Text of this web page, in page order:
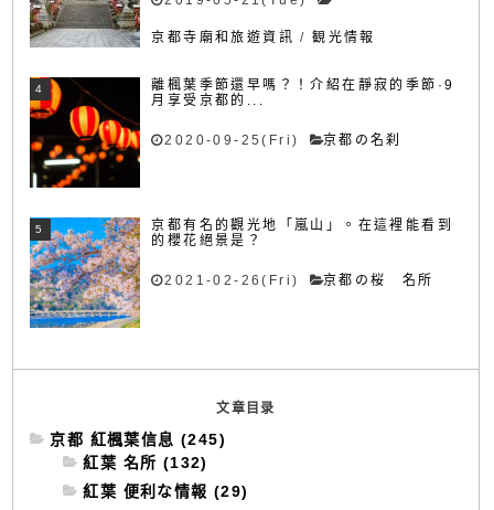
京都寺廟和旅遊資訊 /観光情報
離楓葉季節還早嗎？！介紹在靜寂的季節·9
月享受京都的...
2020-09-25(Fri) 京都の名刹
京都有名的觀光地「嵐山」。在這裡能看到
的櫻花絕景是？
2021-02-26(Fri) 京都の桜 名所
文章目录
京都 紅楓葉信息 (245)
紅葉 名所 (132)
紅葉 便利な情報 (29)